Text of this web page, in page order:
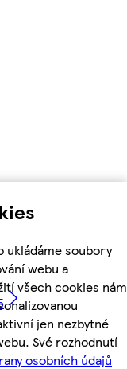
ukládáme soubory
webu a
všech cookies nám
jen nezbytné
Své rozhodnutí
osobních údajů